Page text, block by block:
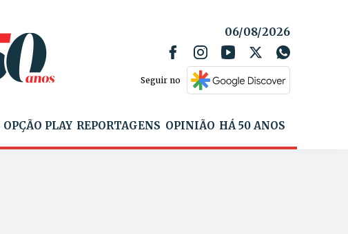
06/08/2026
Seguir no
OPÇÃO PLAY REPORTAGENS OPINIÃO HÁ 50 ANOS